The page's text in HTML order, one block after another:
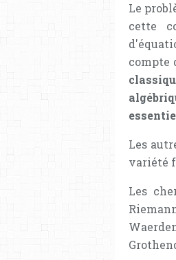
Le
cette
compte
Les
variété
Les